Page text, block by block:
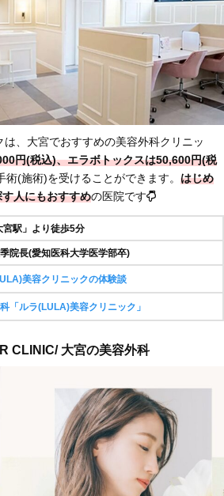
、大宮でおすすめの美容外科クリニッ
円(税込)、エラボトックスは50,600円(税
(施術)を受けることができます。 はじめ
人にもおすすめの医院です
宮駅」より徒歩5分
院長(愛知医科大学医学部卒)
美容クリニックの体験談
「ルラ(LULA)美容クリニック」
CLINIC/ 大宮の美容外科